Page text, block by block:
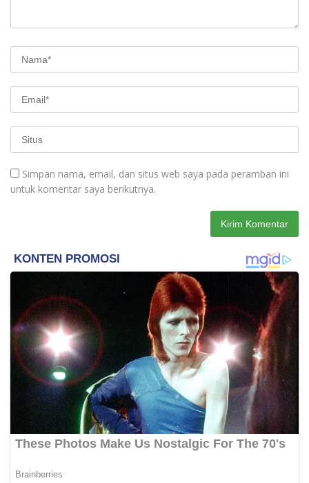
Simpan nama, email, dan situs web saya pada peramban ini
untuk komentar saya berikutnya.